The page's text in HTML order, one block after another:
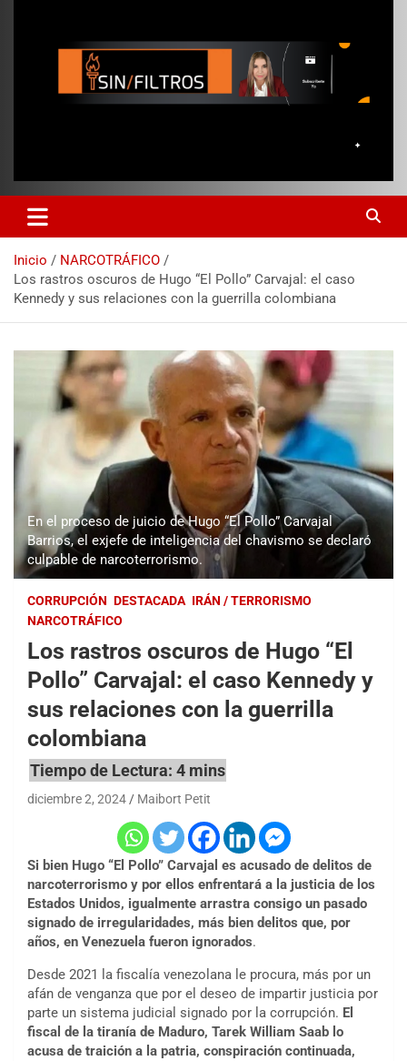
Inicio
NARCOTRÁFICO
Los rastros oscuros de Hugo “El Pollo” Carvajal: el caso
Kennedy y sus relaciones con la guerrilla colombiana
En el proceso de juicio de Hugo “El Pollo” Carvajal
Barrios, el exjefe de inteligencia del chavismo se declaró
culpable de narcoterrorismo.
CORRUPCIÓN DESTACADA IRÁN / TERRORISMO
NARCOTRÁFICO
Los rastros oscuros de Hugo “El
Pollo” Carvajal: el caso Kennedy y
sus relaciones con la guerrilla
colombiana
diciembre 2, 2024 Maibort Petit
Si bien Hugo “El Pollo” Carvajal es acusado de delitos de
narcoterrorismo y por ellos enfrentará a la justicia de los
Estados Unidos, igualmente arrastra consigo un pasado
signado de irregularidades, más bien delitos que, por
años, en Venezuela fueron ignorados.
Desde 2021 la fiscalía venezolana le procura, más por un
afán de venganza que por el deseo de impartir justicia por
parte un sistema judicial signado por la corrupción. El
fiscal de la tiranía de Maduro, Tarek William Saab lo
acusa de traición a la patria, conspiración continuada,